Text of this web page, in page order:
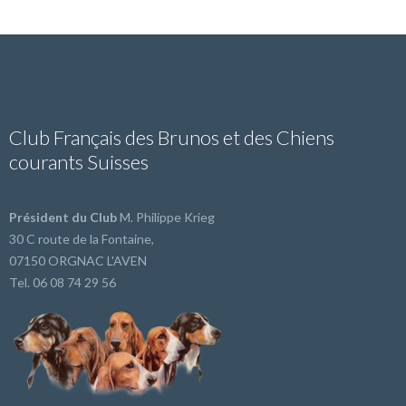
Club Français des Brunos et des Chiens
courants Suisses
Président du ClubM. Philippe Krieg
30 C route de la Fontaine,
07150 ORGNAC L'AVEN
Tel. 06 08 74 29 56